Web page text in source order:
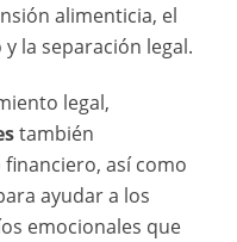
alimenticia, el
la separación legal.
legal,
también
así como
ayudar a los
emocionales que